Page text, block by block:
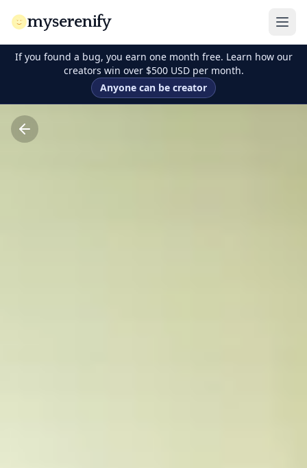
myserenify
If you found a bug, you earn one month free. Learn how our
creators win over $500 USD per month.
Anyone can be creator